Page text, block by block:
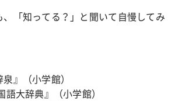
「知ってる？」と聞いて自慢してみ
』（小学館）
語大辞典』
（小学館）